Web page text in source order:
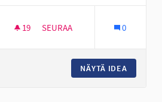
19 19 SEURAAJAA
SEURAA 0
NÄYTÄ IDEA